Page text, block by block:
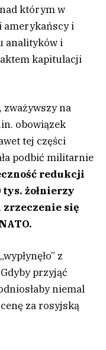
którym w
amerykańscy i
analityków i
kapitulacji
zważywszy na
obowiązek
tej części
podbić militarnie
redukcji
tys. żołnierzy
się
z
przyjąć
niemal
za rosyjską